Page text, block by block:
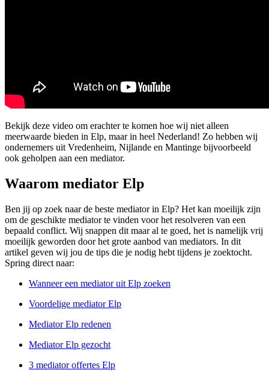
Bekijk deze video om erachter te komen hoe wij niet alleen
meerwaarde bieden in Elp, maar in heel Nederland! Zo hebben wij
ondernemers uit Vredenheim, Nijlande en Mantinge bijvoorbeeld
ook geholpen aan een mediator.
Waarom mediator Elp
Ben jij op zoek naar de beste mediator in Elp? Het kan moeilijk zijn
om de geschikte mediator te vinden voor het resolveren van een
bepaald conflict. Wij snappen dit maar al te goed, het is namelijk vrij
moeilijk geworden door het grote aanbod van mediators. In dit
artikel geven wij jou de tips die je nodig hebt tijdens je zoektocht.
Spring direct naar:
Wanneer een mediator uit Elp zoeken
Voordelige mediator Elp
Mediator Elp redenen
Mediator Elp gezocht
3 mediator offertes Elp